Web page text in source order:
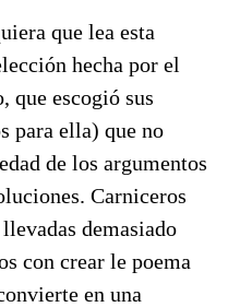
que lea esta
hecha por el
que escogió sus
para ella) que no
de los argumentos
Carniceros
demasiado
con crear le poema
en una